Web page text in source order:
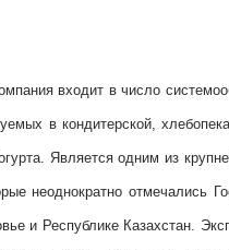
входит в число
в кондитерской,
Является одним из
неоднократно отмечались
и Республике Казахстан.